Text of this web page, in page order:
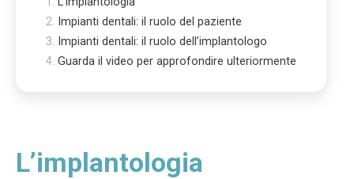
Impianti dentali: il ruolo del paziente
Impianti dentali: il ruolo dell’implantologo
Guarda il video per approfondire ulteriormente
L’implantologia